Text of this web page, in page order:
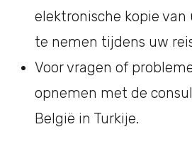
elektronische kopie
te nemen tijdens uw
Voor vragen of
opnemen met de
België in Turkije.